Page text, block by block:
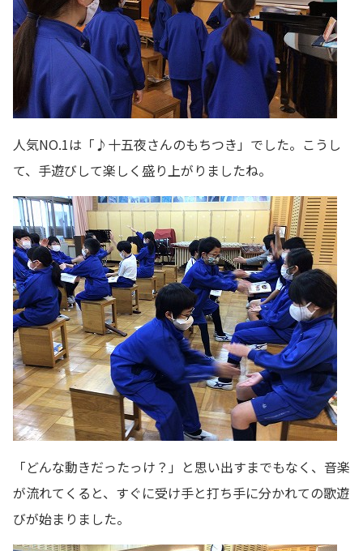
人気NO.1は「♪十五夜さんのもちつき」でした。こうし
て、手遊びして楽しく盛り上がりましたね。
「どんな動きだったっけ？」と思い出すまでもなく、音楽
が流れてくると、すぐに受け手と打ち手に分かれての歌遊
びが始まりました。